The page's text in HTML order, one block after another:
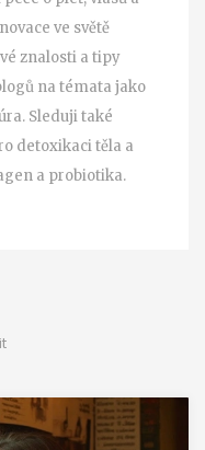
ve světě
znalosti a tipy
na témata jako
Sleduji také
detoxikaci těla a
a probiotika.